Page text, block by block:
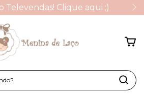
Televendas! Clique aqui ;)